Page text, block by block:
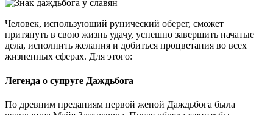
Человек, использующий рунический оберег, сможет
притянуть в свою жизнь удачу, успешно завершить начатые
дела, исполнить желания и добиться процветания во всех
жизненных сферах. Для этого:
Легенда о супруге Даждьбога
По древним преданиям первой женой Даждьбога была